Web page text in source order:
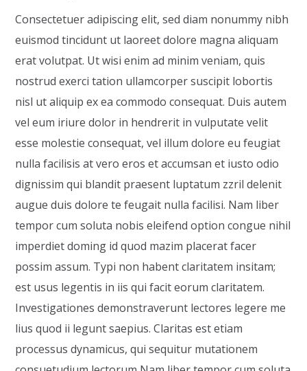
Consectetuer adipiscing elit, sed diam nonummy nibh
euismod tincidunt ut laoreet dolore magna aliquam
erat volutpat. Ut wisi enim ad minim veniam, quis
nostrud exerci tation ullamcorper suscipit lobortis
nisl ut aliquip ex ea commodo consequat. Duis autem
vel eum iriure dolor in hendrerit in vulputate velit
esse molestie consequat, vel illum dolore eu feugiat
nulla facilisis at vero eros et accumsan et iusto odio
dignissim qui blandit praesent luptatum zzril delenit
augue duis dolore te feugait nulla facilisi. Nam liber
tempor cum soluta nobis eleifend option congue nihil
imperdiet doming id quod mazim placerat facer
possim assum. Typi non habent claritatem insitam;
est usus legentis in iis qui facit eorum claritatem.
Investigationes demonstraverunt lectores legere me
lius quod ii legunt saepius. Claritas est etiam
processus dynamicus, qui sequitur mutationem